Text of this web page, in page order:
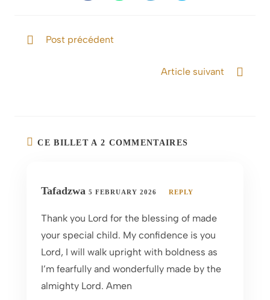
Post précédent
Article suivant
CE BILLET A 2 COMMENTAIRES
Tafadzwa 5 FEBRUARY 2026 REPLY
Thank you Lord for the blessing of made
your special child. My confidence is you
Lord, I will walk upright with boldness as
I’m fearfully and wonderfully made by the
almighty Lord. Amen